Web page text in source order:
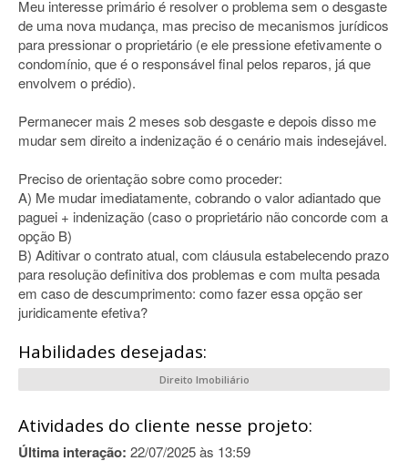
Meu interesse primário é resolver o problema sem o desgaste
de uma nova mudança, mas preciso de mecanismos jurídicos
para pressionar o proprietário (e ele pressione efetivamente o
condomínio, que é o responsável final pelos reparos, já que
envolvem o prédio).
Permanecer mais 2 meses sob desgaste e depois disso me
mudar sem direito a indenização é o cenário mais indesejável.
Preciso de orientação sobre como proceder:
A) Me mudar imediatamente, cobrando o valor adiantado que
paguei + indenização (caso o proprietário não concorde com a
opção B)
B) Aditivar o contrato atual, com cláusula estabelecendo prazo
para resolução definitiva dos problemas e com multa pesada
em caso de descumprimento: como fazer essa opção ser
juridicamente efetiva?
Habilidades desejadas:
Direito Imobiliário
Atividades do cliente nesse projeto:
Última interação: 22/07/2025 às 13:59